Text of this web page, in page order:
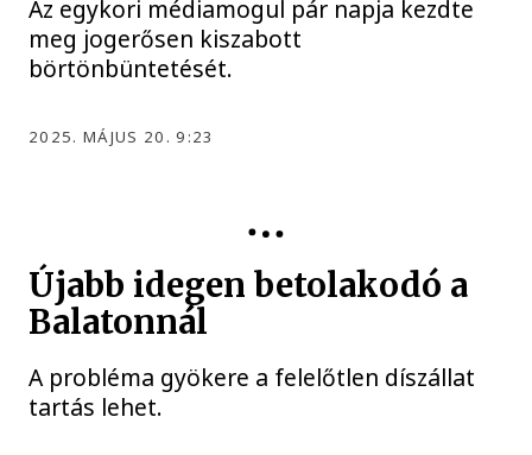
Az egykori médiamogul pár napja kezdte
meg jogerősen kiszabott
börtönbüntetését.
2025. MÁJUS 20. 9:23
Újabb idegen betolakodó a
Balatonnál
A probléma gyökere a felelőtlen díszállat
tartás lehet.